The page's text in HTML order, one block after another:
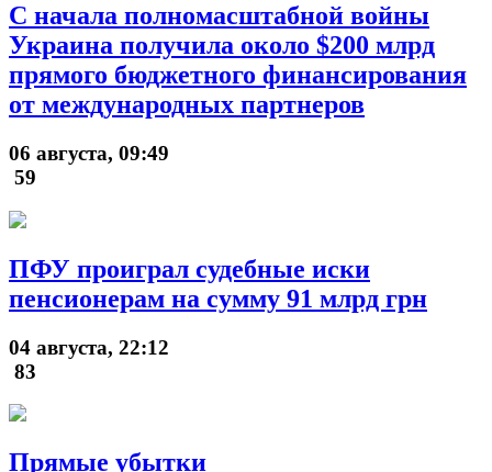
С начала полномасштабной войны
Украина получила около $200 млрд
прямого бюджетного финансирования
от международных партнеров
06 августа, 09:49
59
ПФУ проиграл судебные иски
пенсионерам на сумму 91 млрд грн
04 августа, 22:12
83
Прямые убытки